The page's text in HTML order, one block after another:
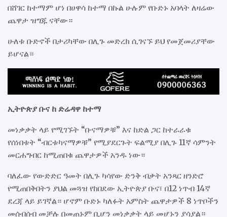
በሸገር ከተማም ሆነ በሀዋሳ ከተማ በኩል ሁሉም የቡድኑ አባላት ለዛሬው
ጨዋታ ዝግጁ ናቸው።
ሁለቱ ቡድኖች በታሪካቸው በሊጉ መድረክ ሲገናኙ ይህ የመጀመሪያቸው
ይሆናል።
ኢትዮጵያ ቡና ከ ድሬዳዋ ከተማ
መነቃቃት ላይ የሚገኙት “ቡናማዎቹ” እና ከድል ጋር ከተራራቁ
የሰነበቱት “ብርቱካናማዎቹ” የሚያደርጉት ፍልሚያ በሊጉ 11ኛ ሳምንት
መርሐግብር ከሚጠበቁ ጨዋታዎች አንዱ ነው።
ባለፈው የውድድር ዓመት በሊጉ ካሳየው ድንቅ ብቃት አንጻር ዘንድሮ
የሚጠበቅበትን ያህል መጓዝ የከበደው ኢትዮጵያ ቡና፣ በ12 ነጥብ 14ኛ
ደረጃ ላይ ይገኛል። ሆኖም ቡድኑ ካለፉት አምስት ጨዋታዎች 8 ነጥቦችን
መሰብሰብ መቻሉ በመጠኑም ቢሆን መነቃቃት ላይ መሆኑን ያሳያል።